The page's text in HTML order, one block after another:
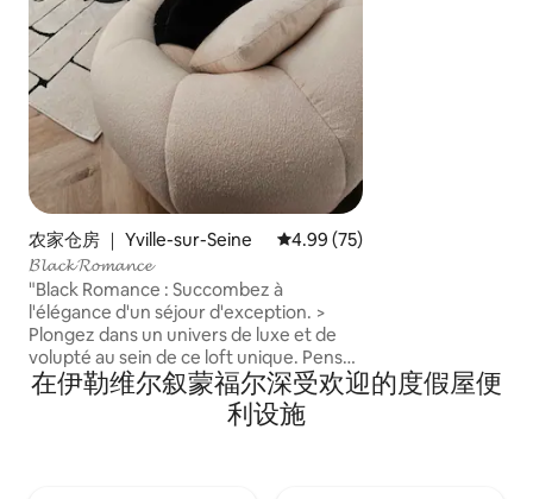
农家仓房 ｜ Yville-sur-Seine 平均评分 4.99 分（满分 5 分）
4.99 (75)
𝓑𝓵𝓪𝓬𝓴 𝓡𝓸𝓶𝓪𝓷𝓬𝓮
​"Black Romance : Succombez à
l'élégance d'un séjour d'exception. >
Plongez dans un univers de luxe et de
volupté au sein de ce loft unique. Pensé
comme un sanctuaire dédié à l'amour,
chaque détail a été soigneusement
choisi pour éveiller vos sens et vous
在伊勒维尔叙蒙福尔深受欢迎的度假屋便
利设施